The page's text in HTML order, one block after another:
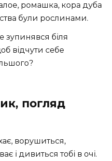
ромашка, кора дуба
були рослинами.
зупинявся біля
відчути себе
погляд
ворушиться,
і дивиться тобі в очі.